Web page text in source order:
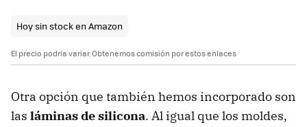
Hoy sin stock en Amazon
El precio podría variar. Obtenemos comisión por estos enlaces
Otra opción que también hemos incorporado son
las láminas de silicona. Al igual que los moldes,